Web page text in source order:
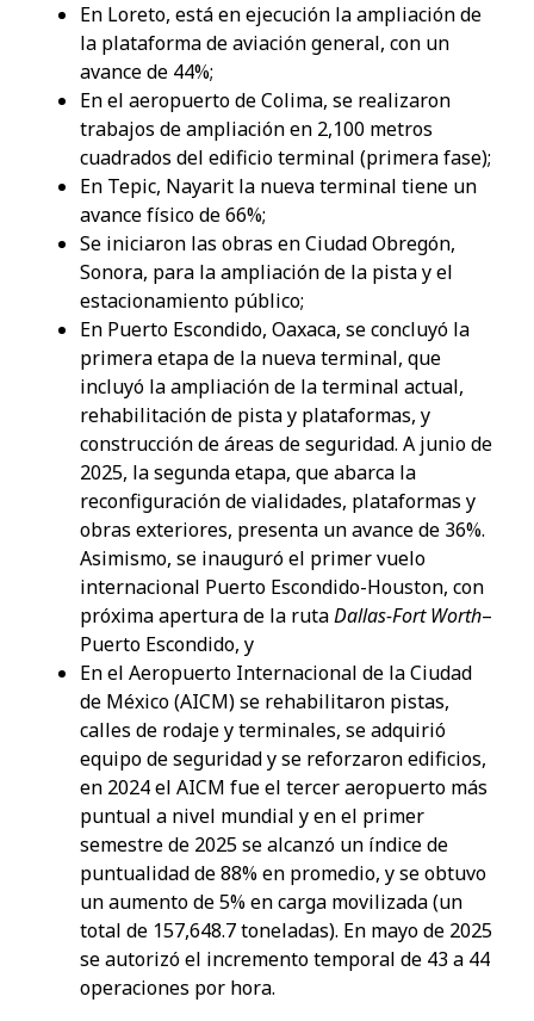
En Loreto, está en ejecución la ampliación de
la plataforma de aviación general, con un
avance de 44%;
En el aeropuerto de Colima, se realizaron
trabajos de ampliación en 2,100 metros
cuadrados del edificio terminal (primera fase);
En Tepic, Nayarit la nueva terminal tiene un
avance físico de 66%;
Se iniciaron las obras en Ciudad Obregón,
Sonora, para la ampliación de la pista y el
estacionamiento público;
En Puerto Escondido, Oaxaca, se concluyó la
primera etapa de la nueva terminal, que
incluyó la ampliación de la terminal actual,
rehabilitación de pista y plataformas, y
construcción de áreas de seguridad. A junio de
2025, la segunda etapa, que abarca la
reconfiguración de vialidades, plataformas y
obras exteriores, presenta un avance de 36%.
Asimismo, se inauguró el primer vuelo
internacional Puerto Escondido-Houston, con
próxima apertura de la rutaDallas-Fort Worth–
Puerto Escondido, y
En el Aeropuerto Internacional de la Ciudad
de México (AICM) se rehabilitaron pistas,
calles de rodaje y terminales, se adquirió
equipo de seguridad y se reforzaron edificios,
en 2024 el AICM fue el tercer aeropuerto más
puntual a nivel mundial y en el primer
semestre de 2025 se alcanzó un índice de
puntualidad de 88% en promedio, y se obtuvo
un aumento de 5% en carga movilizada (un
total de 157,648.7 toneladas). En mayo de 2025
se autorizó el incremento temporal de 43 a 44
operaciones por hora.